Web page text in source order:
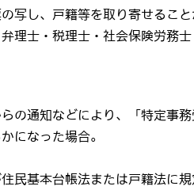
写し、戸籍等を取り寄せるこ
理士・税理士・社会保険労務士
の通知などにより、「特定事
になった場合。
住民基本台帳法または戸籍法に